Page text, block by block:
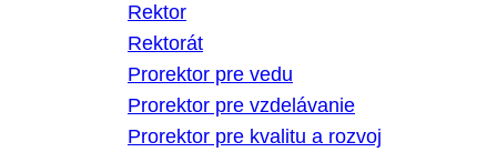
Rektor
Rektorát
Prorektor pre vedu
Prorektor pre vzdelávanie
Prorektor pre kvalitu a rozvoj